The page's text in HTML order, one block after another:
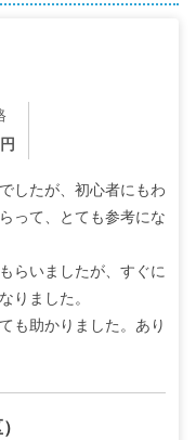
したが、初心者にもわ
って、とても参考にな
らいましたが、すぐに
りました。
も助かりました。あり
）